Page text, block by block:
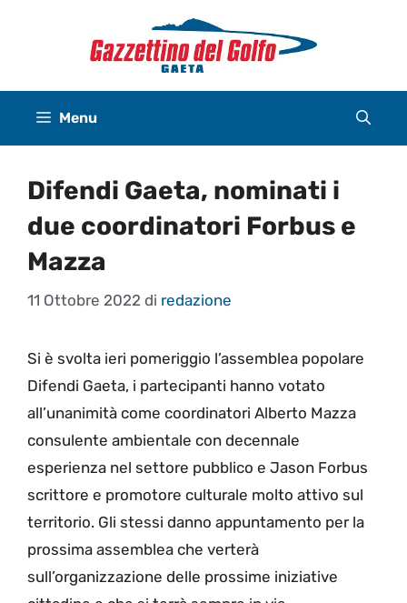
Menu
Difendi Gaeta, nominati i
due coordinatori Forbus e
Mazza
11 Ottobre 2022 di redazione
Si è svolta ieri pomeriggio l’assemblea popolare
Difendi Gaeta, i partecipanti hanno votato
all’unanimità come coordinatori Alberto Mazza
consulente ambientale con decennale
esperienza nel settore pubblico e Jason Forbus
scrittore e promotore culturale molto attivo sul
territorio. Gli stessi danno appuntamento per la
prossima assemblea che verterà
sull’organizzazione delle prossime iniziative